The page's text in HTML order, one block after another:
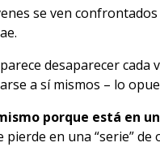
se ven
desaparecer
a sí mismos – lo
porque está en
pierde en una “serie”